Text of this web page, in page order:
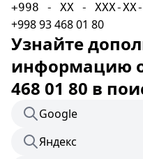
+998 - XX - XXX-XX-
+998 93 468 01 80
Узнайте
информацию
468 01 80 в
Google
Яндекс